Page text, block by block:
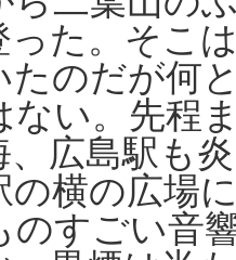
った。そこ
たのだが何
ない。先程
、広島駅も
の横の広場
のすごい音